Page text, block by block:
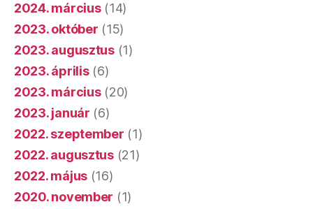
2024. március(14)
2023. október (15)
2023. augusztus(1)
2023. április(6)
2023. március(20)
2023. január (6)
2022. szeptember (1)
2022. augusztus(21)
2022. május (16)
2020. november (1)